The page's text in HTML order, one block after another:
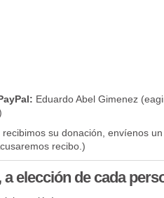
Eduardo Abel Gimenez
su donación, envíenos
recibo.)
elección de cada